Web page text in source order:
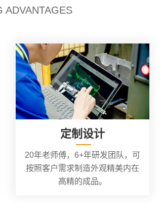
ADVANTAGES
定制设计
20年老师傅，6+年研发团队，可
按照客户需求制造外观精美内在
高精的成品。